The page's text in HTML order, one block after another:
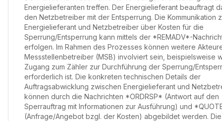
Energielieferanten treffen. Der Energielieferant beauftragt
den Netzbetreiber mit der Entsperrung. Die Kommunikation
Energielieferant und Netzbetreiber über Kosten für die
Sperrung/Entsperrung kann mittels der *REMADV*-
erfolgen. Im Rahmen des Prozesses können weitere
Messstellenbetreiber (MSB) involviert sein, beispielsweise
Zugang zum Zähler zur Durchführung der Sperrung/
erforderlich ist. Die konkreten technischen Details der
Auftragsabwicklung zwischen Energielieferant und
können durch die Nachrichten *ORDRSP* (Antwort auf den
Sperrauftrag mit Informationen zur Ausführung) und
(Anfrage/Angebot bzgl. der Kosten) abgebildet werden.